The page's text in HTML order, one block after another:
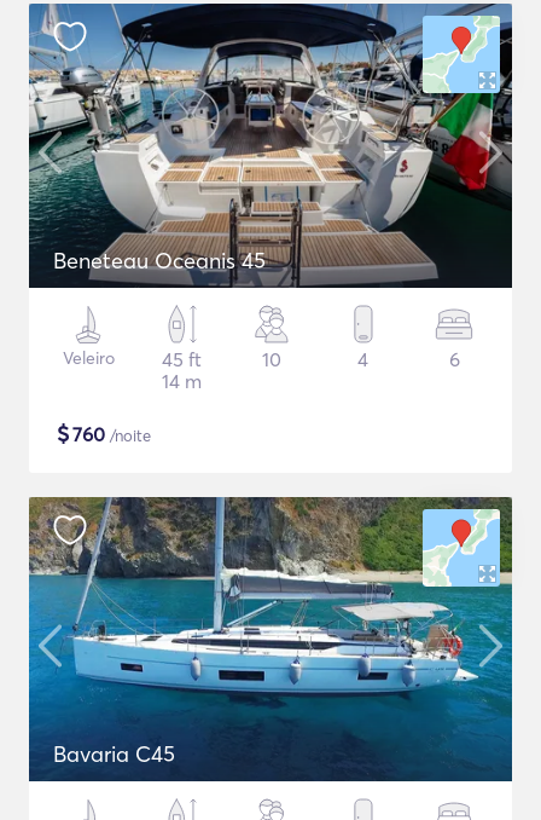
Beneteau Oceanis 45
Veleiro
45 ft
14 m
10 4 6
$760 /noite
Bavaria C45